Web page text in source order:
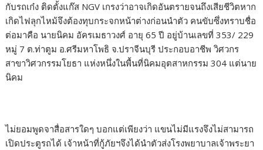
กับรถเก๋ง ติดตั้งแก๊ส NGV เกรงว่าอาจเกิดอันตรายจนถึงเสียชีวิตหาก
เกิดไฟลุกไหม้จึงต้องทุบกระจกหน้าต่างก่อนนำตัว คนขับซึ่งทราบชื่อ
ต่อมาคือ นายนิคม อัครเมธาวงศ์ อายุ 65 ปี อยู่บ้านเลขที่ 353/ 229
หมู่ 7 ต.ท่าตูม อ.ศรีมหาโพธิ จ.ปราจีนบุรี ประกอบอาชีพ วิศวกร
สาขาวิศวกรรมโยธา แห่งหนึ่งในพื้นที่นิคมอุตสาหกรรม 304 แต่นาย
นิคม
ไม่ยอมพูดจาสื่อสารใดๆ บอกแต่เพียงว่า แขนไม่มีแรงจึงไม่สามารถ
เปิดประตูรถได้ เจ้าหน้าที่กู้ภัยฯจึงได้นำตัวส่งโรงพยาบาลเจ้าพระยา